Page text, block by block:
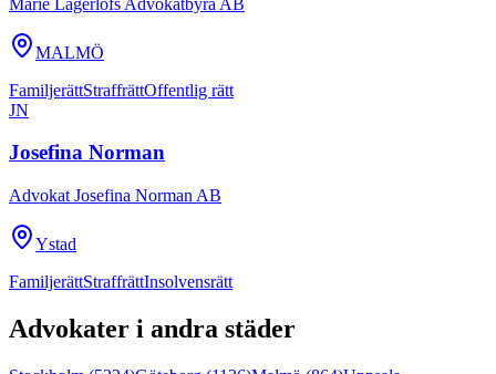
MALMÖ
FamiljerättStraffrättOffentlig rätt
JN
Josefina Norman
Advokat Josefina Norman AB
Ystad
FamiljerättStraffrättInsolvensrätt
Advokater i andra städer